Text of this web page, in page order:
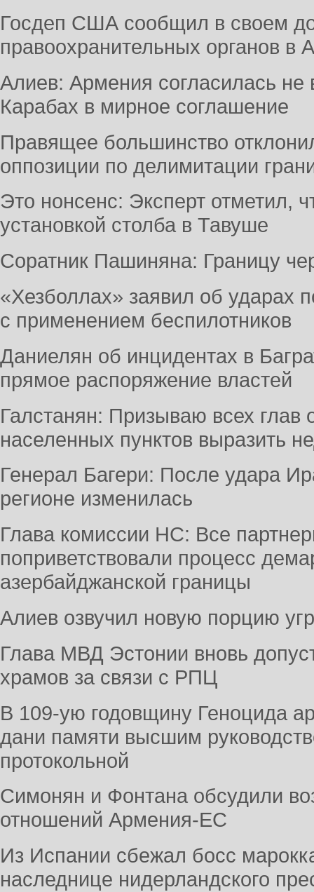
Госдеп США сообщил в своем
правоохранительных органов в
Алиев: Армения согласилась не
Карабах в мирное соглашение
Правящее большинство
оппозиции по делимитации
Это нонсенс: Эксперт отметил,
установкой столба в Тавуше
Соратник Пашиняна: Границу
«Хезболлах» заявил об ударах
с применением беспилотников
Даниелян об инцидентах в
прямое распоряжение властей
Галстанян: Призываю всех глав
населенных пунктов выразить
Генерал Багери: После удара
регионе изменилась
Глава комиссии НС: Все
поприветствовали процесс
азербайджанской границы
Алиев озвучил новую порцию
Глава МВД Эстонии вновь
храмов за связи с РПЦ
В 109-ую годовщину Геноцида
дани памяти высшим
протокольной
Симонян и Фонтана обсудили
отношений Армения-ЕС
Из Испании сбежал босс
наследнице нидерландского